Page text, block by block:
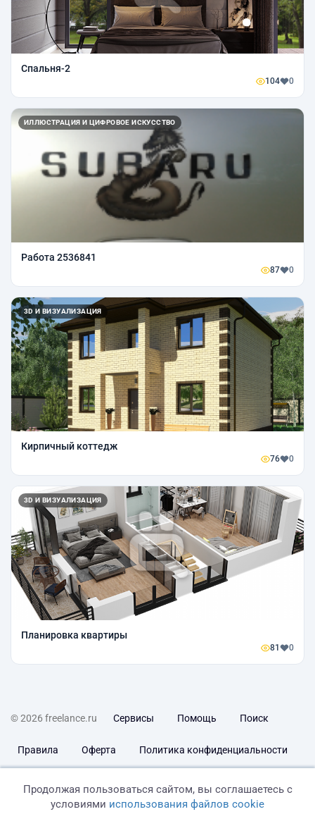
Спальня-2
104 0
ИЛЛЮСТРАЦИЯ И ЦИФРОВОЕ ИСКУССТВО
Работа 2536841
87 0
3D И ВИЗУАЛИЗАЦИЯ
Кирпичный коттедж
76 0
3D И ВИЗУАЛИЗАЦИЯ
Планировка квартиры
81 0
© 2026 freelance.ru Сервисы Помощь Поиск
Правила Оферта Политика конфиденциальности
Продолжая пользоваться сайтом, вы соглашаетесь с
условиями использования файлов cookie